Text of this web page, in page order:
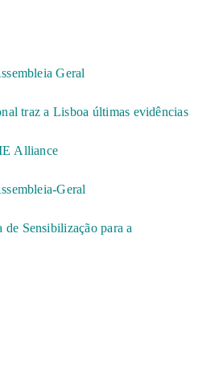
Geral
traz a Lisboa últimas evidências
Alliance
Geral
Sensibilização para a